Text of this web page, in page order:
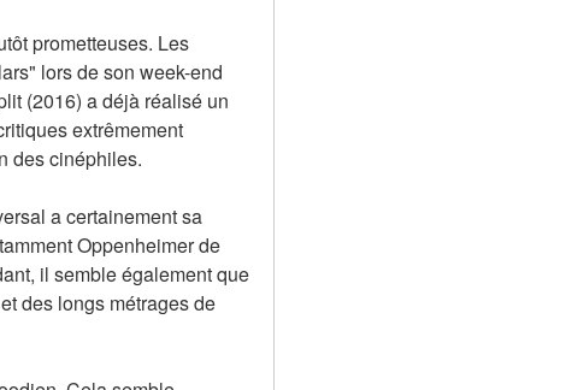
prometteuses. Les
lors de son week-end
(2016) a déjà réalisé un
extrêmement
des cinéphiles.
a certainement sa
Oppenheimer de
il semble également que
des longs métrages de